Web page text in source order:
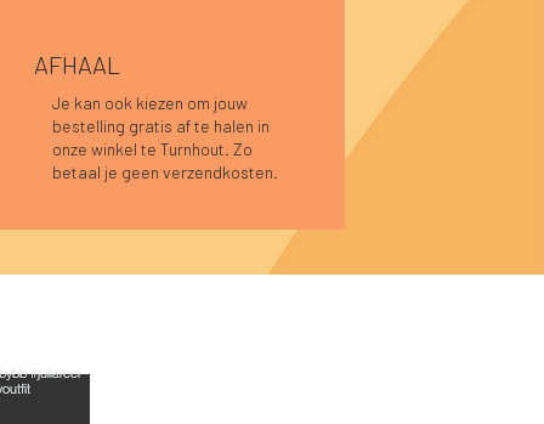
Snel overzicht
Lucia longsleeve roze-rood
Prijs
€ 39,95
Snel overzicht
Nele top roest
Prijs
€ 39,95
Snel overzicht
Pauline top donkerblauw
Niet op voorraad
AFHAAL
Je kan ook kiezen om jouw
bestelling gratis af te halen in
onze winkel te Turnhout. Zo
betaal je geen verzendkosten.